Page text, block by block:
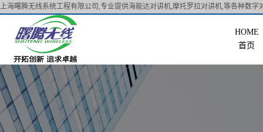
上海曙腾无线系统工程有限公司,专业提供海能达对讲机,摩托罗拉对讲机,等各种数字
首页